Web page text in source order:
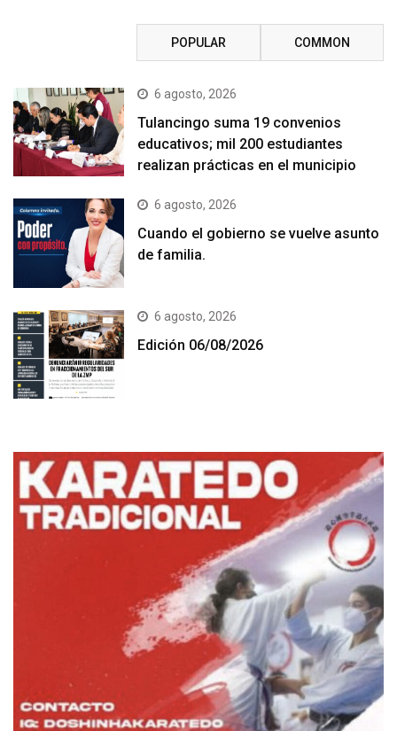
POPULAR COMMON
6 agosto, 2026
Tulancingo suma 19 convenios
educativos; mil 200 estudiantes
realizan prácticas en el municipio
6 agosto, 2026
Cuando el gobierno se vuelve asunto
de familia.
6 agosto, 2026
Edición 06/08/2026